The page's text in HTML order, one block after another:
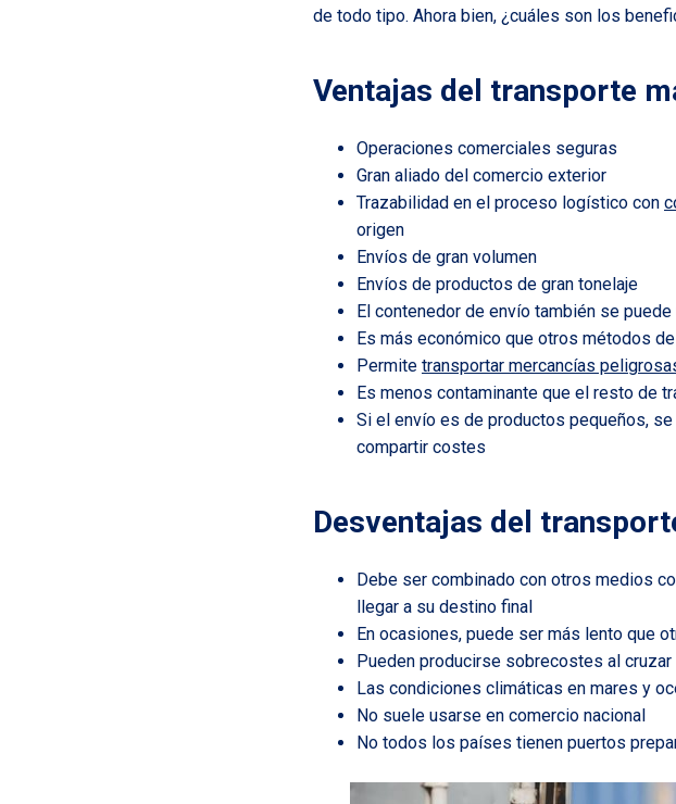
de todo tipo. Ahora bien, ¿cuáles son los
Ventajas del transporte
Operaciones comerciales seguras
Gran aliado del comercio exterior
Trazabilidad en el proceso logístico con
origen
Envíos de gran volumen
Envíos de productos de gran tonelaje
El contenedor de envío también se
Es más económico que otros métodos
Permite transportar mercancías
Es menos contaminante que el resto de
Si el envío es de productos pequeños,
compartir costes
Desventajas del
Debe ser combinado con otros medios
llegar a su destino final
En ocasiones, puede ser más lento que
Pueden producirse sobrecostes al
Las condiciones climáticas en mares y
No suele usarse en comercio nacional
No todos los países tienen puertos